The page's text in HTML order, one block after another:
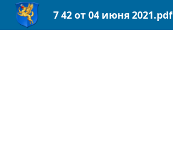
7 42 от 04 июня 2021.pdf